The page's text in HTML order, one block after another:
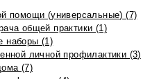
помощи (универсальные) (7)
общей практики (1)
наборы (1)
личной профилактики (3)
(7)